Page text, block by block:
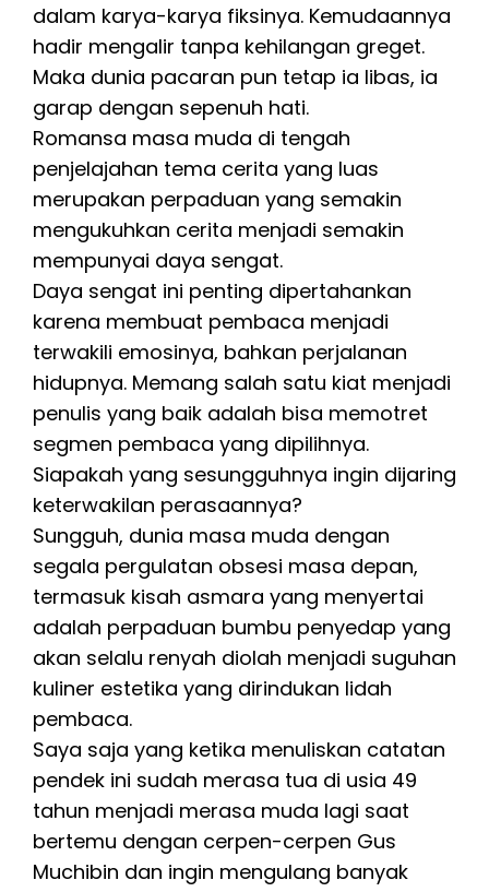
dalam karya-karya fiksinya. Kemudaannya
hadir mengalir tanpa kehilangan greget.
Maka dunia pacaran pun tetap ia libas, ia
garap dengan sepenuh hati.
Romansa masa muda di tengah
penjelajahan tema cerita yang luas
merupakan perpaduan yang semakin
mengukuhkan cerita menjadi semakin
mempunyai daya sengat.
Daya sengat ini penting dipertahankan
karena membuat pembaca menjadi
terwakili emosinya, bahkan perjalanan
hidupnya. Memang salah satu kiat menjadi
penulis yang baik adalah bisa memotret
segmen pembaca yang dipilihnya.
Siapakah yang sesungguhnya ingin dijaring
keterwakilan perasaannya?
Sungguh, dunia masa muda dengan
segala pergulatan obsesi masa depan,
termasuk kisah asmara yang menyertai
adalah perpaduan bumbu penyedap yang
akan selalu renyah diolah menjadi suguhan
kuliner estetika yang dirindukan lidah
pembaca.
Saya saja yang ketika menuliskan catatan
pendek ini sudah merasa tua di usia 49
tahun menjadi merasa muda lagi saat
bertemu dengan cerpen-cerpen Gus
Muchibin dan ingin mengulang banyak